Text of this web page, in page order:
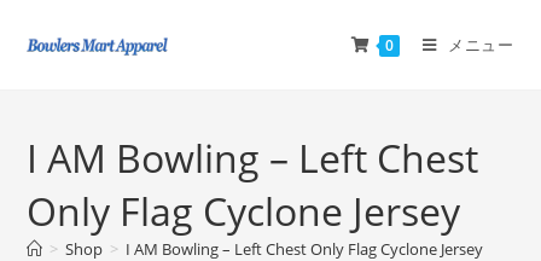
0 メニュー
I AM Bowling – Left Chest
Only Flag Cyclone Jersey
> Shop > I AM Bowling – Left Chest Only Flag Cyclone Jersey